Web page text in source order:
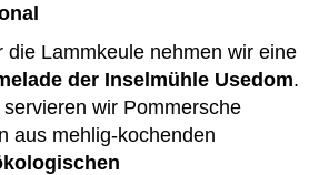
die Lammkeule nehmen wir eine
der Inselmühle Usedom.
wir Pommersche
aus mehlig-kochenden